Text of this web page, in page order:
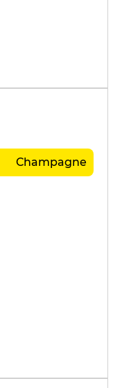
Champagne